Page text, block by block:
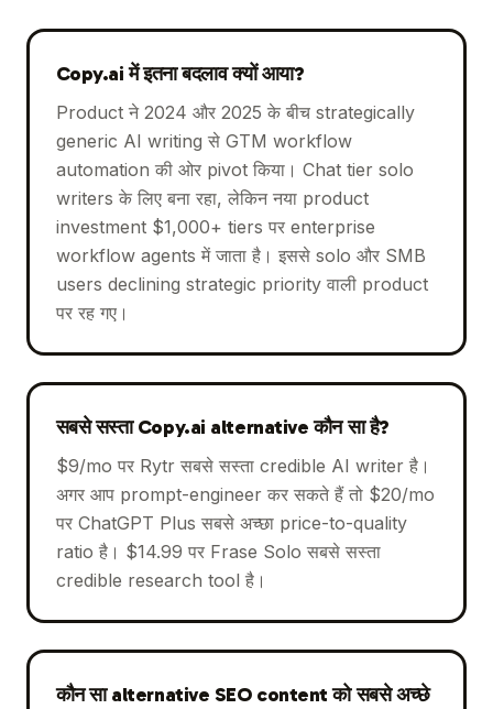
Copy.ai में इतना बदलाव क्यों आया?
Product ने 2024 और 2025 के बीच strategically
generic AI writing से GTM workflow
automation की ओर pivot किया। Chat tier solo
writers के लिए बना रहा, लेकिन नया product
investment $1,000+ tiers पर enterprise
workflow agents में जाता है। इससे solo और SMB
users declining strategic priority वाली product
पर रह गए।
सबसे सस्ता Copy.ai alternative कौन सा है?
$9/mo पर Rytr सबसे सस्ता credible AI writer है।
अगर आप prompt-engineer कर सकते हैं तो $20/mo
पर ChatGPT Plus सबसे अच्छा price-to-quality
ratio है। $14.99 पर Frase Solo सबसे सस्ता
credible research tool है।
कौन सा alternative SEO content को सबसे अच्छे